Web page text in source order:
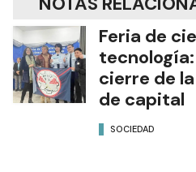
Feria de
cierre de
de capital
SOCIEDAD